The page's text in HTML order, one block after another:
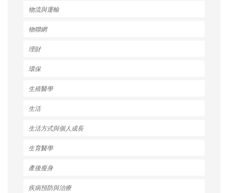
物流與運輸
物聯網
理財
環保
生殖醫學
生活
生活方式與個人成長
生育醫學
產後瘦身
疾病預防與治療